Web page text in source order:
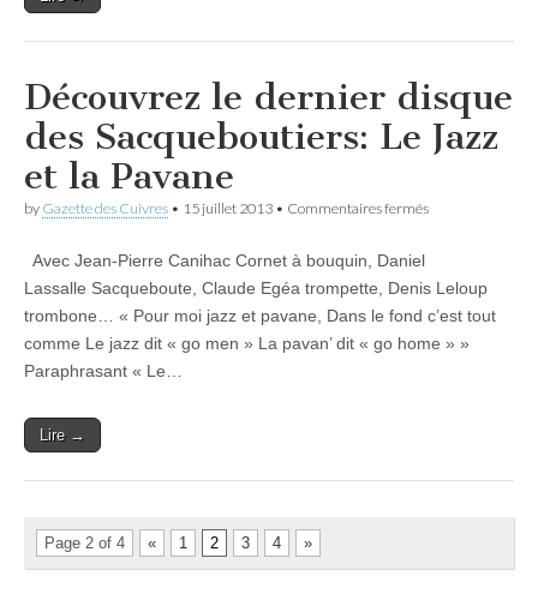
Découvrez le dernier disque
des Sacqueboutiers: Le Jazz
et la Pavane
by Gazette des Cuivres • 15 juillet 2013 • Commentaires ferméssur
disque
Sacqueboutiers:
Le
Avec Jean-Pierre Canihac Cornet à bouquin, Daniel
Lassalle Sacqueboute, Claude Egéa trompette, Denis Leloup
trombone… « Pour moi jazz et pavane, Dans le fond c’est tout
comme Le jazz dit « go men » La pavan’ dit « go home » »
Paraphrasant « Le…
Lire →
Page 2 of 4 « 1 2 3 4 »